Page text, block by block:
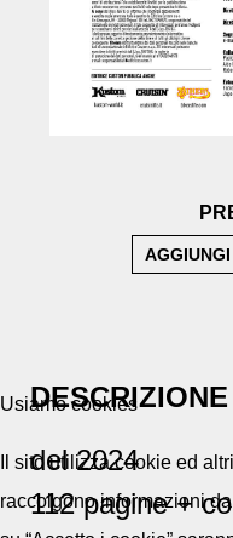
DESCRIZIONE
del 2024
112 pagine +
Usiamo cookies
Il sito utilizza cookie ed
raccolgono informazioni